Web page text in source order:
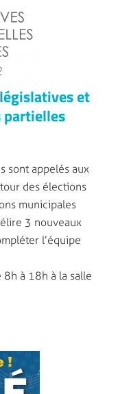
et
partielles
sont appelés aux
des élections
municipales
3 nouveaux
l’équipe
à 18h à la salle